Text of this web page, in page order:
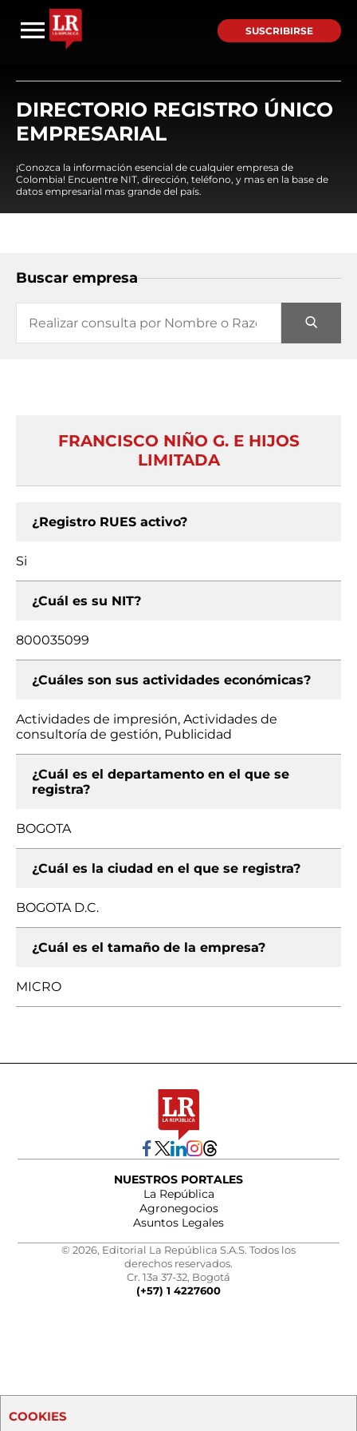
SUSCRIBIRSE
DIRECTORIO REGISTRO ÚNICO
EMPRESARIAL
¡Conozca la información esencial de cualquier empresa de
Colombia! Encuentre NIT, dirección, teléfono, y mas en la base de
datos empresarial mas grande del país.
Buscar empresa
FRANCISCO NIÑO G. E HIJOS
LIMITADA
¿Registro RUES activo?
Si
¿Cuál es su NIT?
800035099
¿Cuáles son sus actividades económicas?
Actividades de impresión, Actividades de
consultoría de gestión, Publicidad
¿Cuál es el departamento en el que se
registra?
BOGOTA
¿Cuál es la ciudad en el que se registra?
BOGOTA D.C.
¿Cuál es el tamaño de la empresa?
MICRO
NUESTROS PORTALES
La República
Agronegocios
Asuntos Legales
© 2026, Editorial La República S.A.S. Todos los
derechos reservados.
Cr. 13a 37-32, Bogotá
(+57) 1 4227600
COOKIES